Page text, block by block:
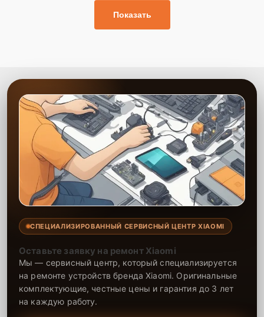
Показать
СПЕЦИАЛИЗИРОВАННЫЙ СЕРВИСНЫЙ ЦЕНТР XIAOMI
Оставьте заявку на ремонт Xiaomi
Мы — сервисный центр, который специализируется
на ремонте устройств бренда Xiaomi. Оригинальные
комплектующие, честные цены и гарантия до 3 лет
на каждую работу.